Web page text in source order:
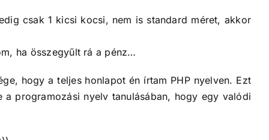
csak 1 kicsi kocsi, nem is standard méret, akkor
ha összegyűlt rá a pénz…
hogy a teljes honlapot én írtam PHP nyelven. Ezt
programozási nyelv tanulásában, hogy egy valódi